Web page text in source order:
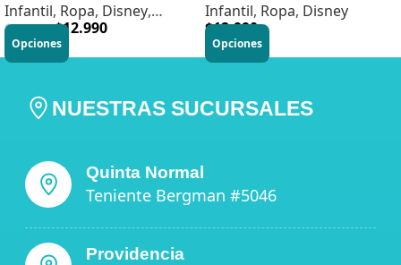
Infantil, Ropa, Disney,
Infantil,Vestuario
$22.990 $12.990
Opciones
Infantil, Ropa, Disney
$12.990
Opciones
NUESTRAS SUCURSALES
Quinta Normal
Teniente Bergman #5046
Providencia